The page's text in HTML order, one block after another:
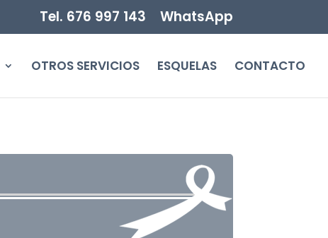
Tel. 676 997 143 WhatsApp
OTROS SERVICIOS ESQUELAS CONTACTO